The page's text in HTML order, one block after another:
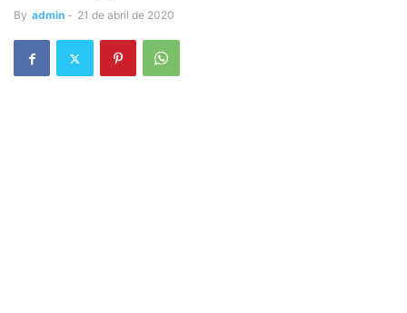
By admin - 21 de abril de 2020